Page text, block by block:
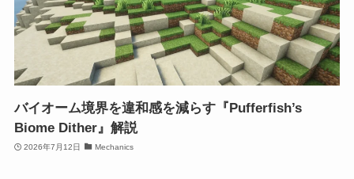
バイオーム境界を違和感を減らす『Pufferfish’s
Biome Dither』解説
2026年7月12日 Mechanics